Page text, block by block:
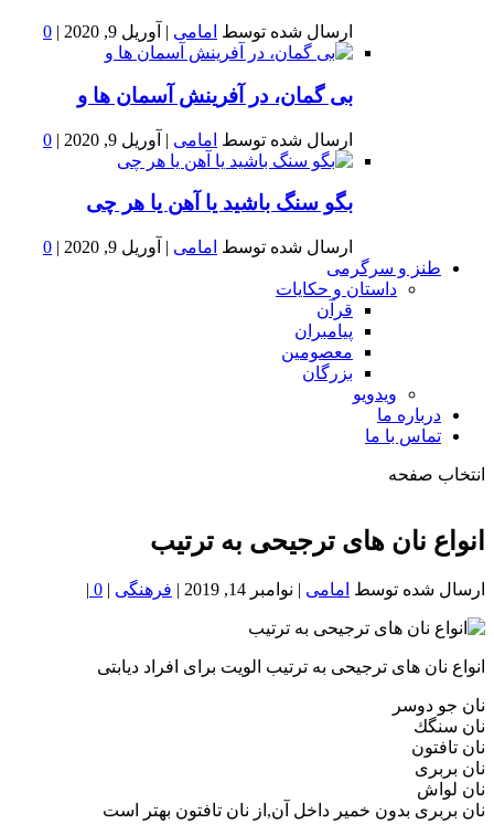
ارسال شده توسط امامی | آوریل 9, 2020 |
0
بى گمان، در آفرينش آسمان ها و
ارسال شده توسط امامی | آوریل 9, 2020 |
0
بگو سنگ باشید یا آهن یا هر چی
ارسال شده توسط امامی | آوریل 9, 2020 |
0
طنز و سرگرمی
داستان و حکایات
قرآن
پیامبران
معصومین
بزرگان
ویدویو
درباره ما
تماس با ما
انتخاب صفحه
خون
شمال
انواع نان هاى ترجيحى به ترتيب
ارسال شده توسط امامی | نوامبر 14, 2019 | فرهنگی |
0
|
انواع نان هاى ترجيحى به ترتيب الويت براى افراد ديابتى
نان جو دوسر
نان سنگك
نان تافتون
نان بربرى
نان لواش
️نان بربرى بدون خمير داخل آن,از نان تافتون بهتر است